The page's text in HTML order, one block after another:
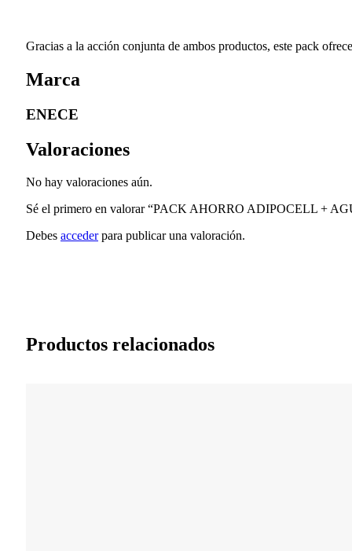
Gracias a la acción conjunta de ambos productos, este pack
Marca
ENECE
Valoraciones
No hay valoraciones aún.
Sé el primero en valorar “PACK AHORRO ADIPOCELL +
Debes accederpara publicar una valoración.
Productos relacionados